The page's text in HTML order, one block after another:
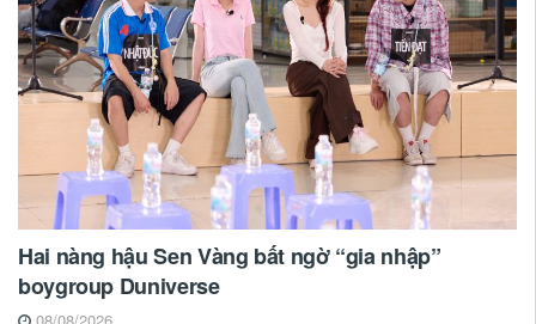
Hai nàng hậu Sen Vàng bất ngờ “gia nhập”
boygroup Duniverse